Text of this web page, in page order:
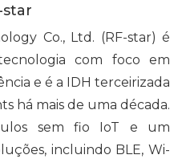
Co., Ltd. (RF-star) é
com foco em
e é a IDH terceirizada
há mais de uma década.
sem fio IoT e um
incluindo BLE, Wi-